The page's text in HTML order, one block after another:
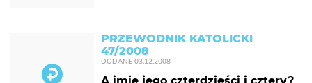
PRZEWODNIK KATOLICKI
47/2008
DODANE 03.12.2008